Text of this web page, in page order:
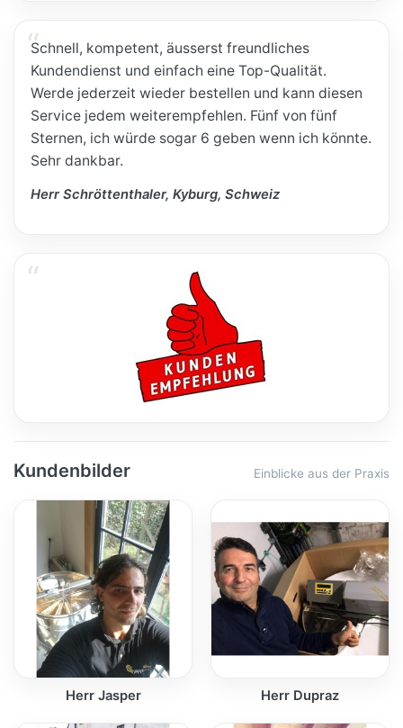
Schnell, kompetent, äusserst freundliches
Kundendienst und einfach eine Top-Qualität.
Werde jederzeit wieder bestellen und kann diesen
Service jedem weiterempfehlen. Fünf von fünf
Sternen, ich würde sogar 6 geben wenn ich könnte.
Sehr dankbar.
Herr Schröttenthaler, Kyburg, Schweiz
Kundenbilder Einblicke aus der Praxis
Herr Jasper Herr Dupraz